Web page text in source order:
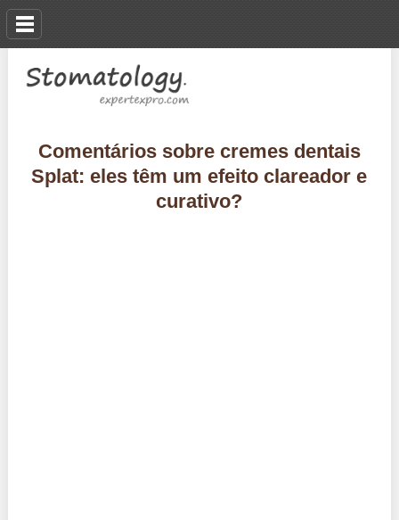
Comentários sobre cremes dentais
Splat: eles têm um efeito clareador e
curativo?